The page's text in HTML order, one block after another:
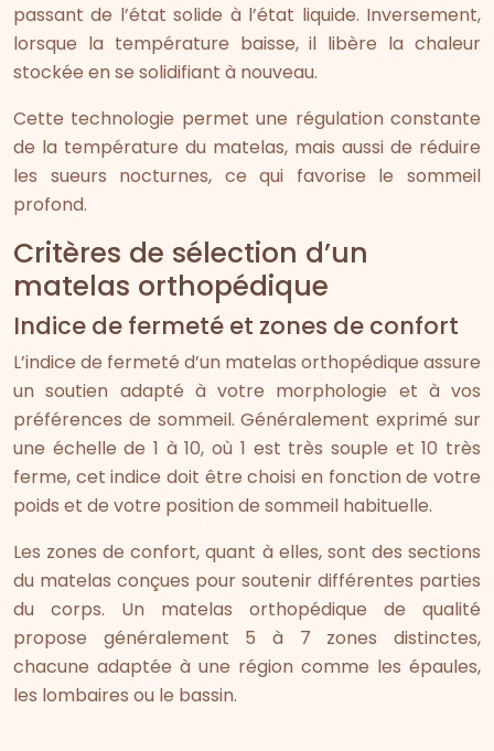
passant de l’état solide à l’état liquide. Inversement,
lorsque la température baisse, il libère la chaleur
stockée en se solidifiant à nouveau.
Cette technologie permet une régulation constante
de la température du matelas, mais aussi de réduire
les sueurs nocturnes, ce qui favorise le sommeil
profond.
Critères de sélection d’un
matelas orthopédique
Indice de fermeté et zones de confort
L’indice de fermeté d’un matelas orthopédique assure
un soutien adapté à votre morphologie et à vos
préférences de sommeil. Généralement exprimé sur
une échelle de 1 à 10, où 1 est très souple et 10 très
ferme, cet indice doit être choisi en fonction de votre
poids et de votre position de sommeil habituelle.
Les zones de confort, quant à elles, sont des sections
du matelas conçues pour soutenir différentes parties
du corps. Un matelas orthopédique de qualité
propose généralement 5 à 7 zones distinctes,
chacune adaptée à une région comme les épaules,
les lombaires ou le bassin.